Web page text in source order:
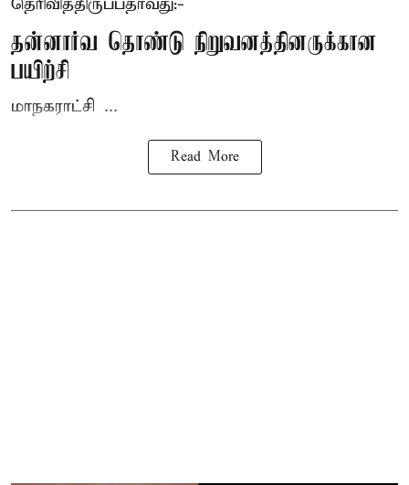
தெரிவித்திருப்பதாவது:-
தன்னார்வ தொண்டு நிறுவனத்தினருக்கான
பயிற்சி
மாநகராட்சி ...
Read More